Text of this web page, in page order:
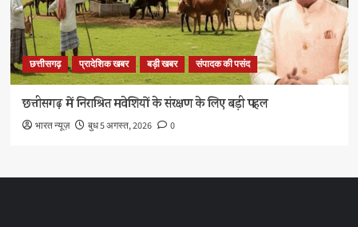
छत्तीसगढ़ प्रादेशिक खबर बड़ी खबर संपादक की पसंद
छत्तीसगढ़ में निराश्रित मवेशियों के संरक्षण के लिए बड़ी पहल
भारत न्यूज़ बुध 5 अगस्त, 2026 0